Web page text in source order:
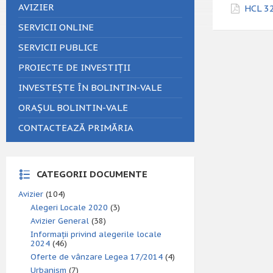
HCL
AVIZIER
SERVICII ONLINE
SERVICII PUBLICE
PROIECTE DE INVESTIȚII
INVESTEȘTE ÎN BOLINTIN-VALE
ORAȘUL BOLINTIN-VALE
CONTACTEAZĂ PRIMĂRIA
CATEGORII DOCUMENTE
Avizier (104)
Alegeri Locale 2020 (3)
Avizier General (38)
Informații privind alegerile locale
2024 (46)
Oferte de vânzare Legea 17/2014 (4)
Urbanism (7)